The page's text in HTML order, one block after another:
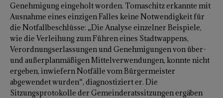
Genehmigung eingeholt worden. Tomaschitz erkannte mit
Ausnahme eines einzigen Falles keine Notwendigkeit für
die Notfallbeschlüsse: „Die Analyse einzelner Beispiele,
wie die Verleihung zum Führen eines Stadtwappens,
Verordnungserlassungen und Genehmigungen von über-
und außerplanmäßigen Mittelverwendungen, konnte nicht
ergeben, inwiefern Notfälle vom Bürgermeister
abgewendet wurden“, diagnostiziert er. Die
Sitzungsprotokolle der Gemeinderatssitzungen ergäben